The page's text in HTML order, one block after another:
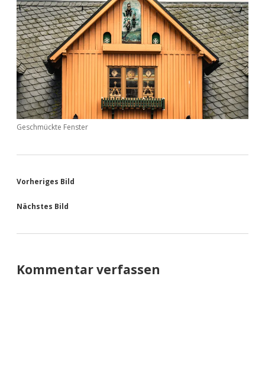
Geschmückte Fenster
Vorheriges Bild
Nächstes Bild
Kommentar verfassen